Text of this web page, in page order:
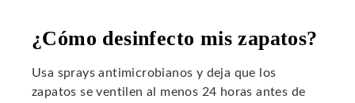
¿Cómo desinfecto mis zapatos?
Usa sprays antimicrobianos y deja que los
zapatos se ventilen al menos 24 horas antes de